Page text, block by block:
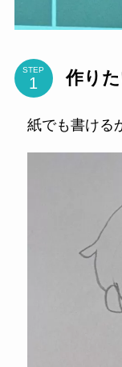
STEP 作り
紙でも書ける